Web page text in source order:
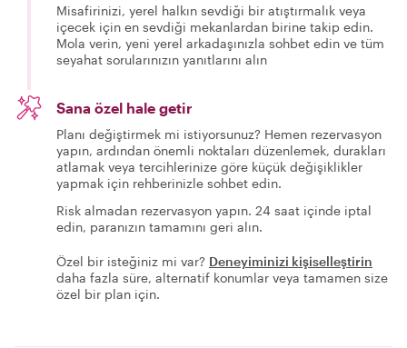
Misafirinizi, yerel halkın sevdiği bir atıştırmalık veya
içecek için en sevdiği mekanlardan birine takip edin.
Mola verin, yeni yerel arkadaşınızla sohbet edin ve tüm
seyahat sorularınızın yanıtlarını alın
Sana özel hale getir
Planı değiştirmek mi istiyorsunuz? Hemen rezervasyon
yapın, ardından önemli noktaları düzenlemek, durakları
atlamak veya tercihlerinize göre küçük değişiklikler
yapmak için rehberinizle sohbet edin.
Risk almadan rezervasyon yapın. 24 saat içinde iptal
edin, paranızın tamamını geri alın.
Özel bir isteğiniz mi var? Deneyiminizi kişiselleştirin
daha fazla süre, alternatif konumlar veya tamamen size
özel bir plan için.